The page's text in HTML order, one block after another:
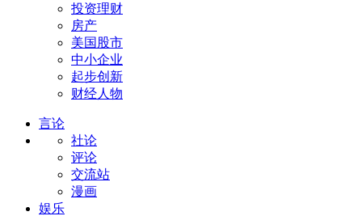
投资理财
房产
美国股市
中小企业
起步创新
财经人物
言论
社论
评论
交流站
漫画
娱乐